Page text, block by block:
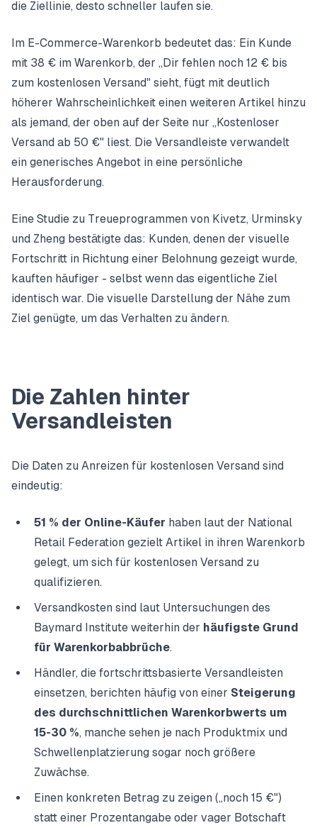
die Ziellinie, desto schneller laufen sie.
Im E-Commerce-Warenkorb bedeutet das: Ein Kunde
mit 38 € im Warenkorb, der „Dir fehlen noch 12 € bis
zum kostenlosen Versand" sieht, fügt mit deutlich
höherer Wahrscheinlichkeit einen weiteren Artikel hinzu
als jemand, der oben auf der Seite nur „Kostenloser
Versand ab 50 €" liest. Die Versandleiste verwandelt
ein generisches Angebot in eine persönliche
Herausforderung.
Eine Studie zu Treueprogrammen von Kivetz, Urminsky
und Zheng bestätigte das: Kunden, denen der visuelle
Fortschritt in Richtung einer Belohnung gezeigt wurde,
kauften häufiger - selbst wenn das eigentliche Ziel
identisch war. Die visuelle Darstellung der Nähe zum
Ziel genügte, um das Verhalten zu ändern.
Die Zahlen hinter
Versandleisten
Die Daten zu Anreizen für kostenlosen Versand sind
eindeutig:
51 % der Online-Käufer haben laut der National
Retail Federation gezielt Artikel in ihren Warenkorb
gelegt, um sich für kostenlosen Versand zu
qualifizieren.
Versandkosten sind laut Untersuchungen des
Baymard Institute weiterhin der häufigste Grund
für Warenkorbabbrüche.
Händler, die fortschrittsbasierte Versandleisten
einsetzen, berichten häufig von einer Steigerung
des durchschnittlichen Warenkorbwerts um
15-30 %, manche sehen je nach Produktmix und
Schwellenplatzierung sogar noch größere
Zuwächse.
Einen konkreten Betrag zu zeigen („noch 15 €")
statt einer Prozentangabe oder vager Botschaft